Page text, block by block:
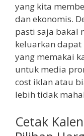
yang kita
dan ekonomis.
pasti saja bakal
keluarkan
yang memakai
untuk media
cost iklan atau
lebih tidak
Cetak